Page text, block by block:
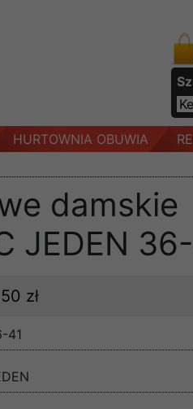
HURTOWNIA OBUWIA
damskie
JEDEN
zł
41